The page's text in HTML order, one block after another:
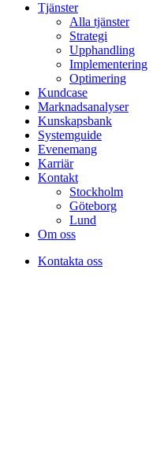
Tjänster
Alla tjänster
Strategi
Upphandling
Implementering
Optimering
Kundcase
Marknadsanalyser
Kunskapsbank
Systemguide
Evenemang
Karriär
Kontakt
Stockholm
Göteborg
Lund
Om oss
Kontakta oss